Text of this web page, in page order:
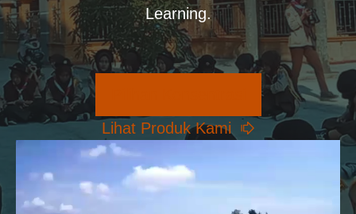
Learning.
Lihat Produk Kami